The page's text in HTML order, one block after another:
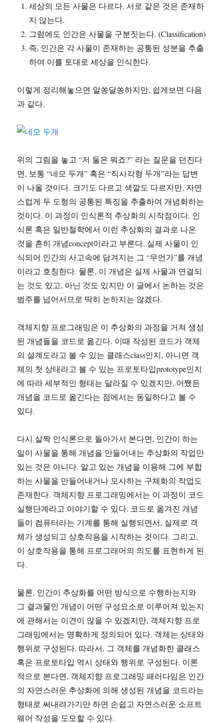
세상의 모든 사물은 다르다. 서로 같은 것은 존재하
지 않는다.
그럼에도 인간은 사물을 구분짓는다. (Classification)
즉, 인간은 각 사물이 존재하는 공통된 성분을 추출
하여 이를 토대로 세상을 인식한다.
이렇게 정리해놓으면 알쏭달쏭하지만, 쉽게보면 다음
과 같다.
위의 그림을 놓고 “저 둘은 뭐죠?” 라는 질문을 던진다
면, 보통 “네모 두개” 혹은 “직사각형 두개”라는 답변
이 나올 것이다. 크기도 다르고 색깔도 다르지만, 자연
스럽게 두 도형의 공통된 특징을 추출하여 개념화하는
것이다. 이 과정이 인식론적 추상화의 시작점이다. 인
식론 혹은 일반철학에서 이런 추상화의 결과로 나온
것을 흔히 개념concept이라고 부른다. 실제 사물이 인
식되어 인간의 사고속에 담겨지는 그 “무언가”를 개념
이라고 호칭한다. 물론, 이 개념은 실제 사물과 연결되
는 것도 있고, 아닌 것도 있지만 이 글에서 논하는 것은
범주를 넘어서므로 딱히 논하지는 않겠다.
객체지향 프로그래밍은 이 추상화의 과정을 거쳐 생성
된 개념들을 코드로 옮긴다. 이때 작성된 코드가 객체
의 설계도라고 볼 수 있는 클래스class인지, 아니면 객
체의 첫 상태라고 볼 수 있는 프로토타입prototype인지
에 따라 세부적인 형태는 달라질 수 있겠지만, 어쨌든
개념을 코드로 옮긴다는 점에서는 동일하다고 볼 수
있다.
다시 살짝 인식론으로 돌아가서 본다면, 인간이 하는
일이 사물을 통해 개념을 만들어내는 추상화의 작업만
있는 것은 아니다. 알고 있는 개념을 이용해 그에 부합
하는 사물을 만들어내거나 모사하는 구체화의 작업도
존재한다. 객체지향 프로그래밍에서는 이 과정이 코드
실행단계라고 이야기할 수 있다. 코드로 옮겨진 개념
들이 컴퓨터라는 기계를 통해 실행되면서, 실제로 객
체가 생성되고 상호작용을 시작하는 것이다. 그리고,
이 상호작용을 통해 프로그래머의 의도를 표현하게 된
다.
물론, 인간이 추상화를 어떤 방식으로 수행하는지와
그 결과물인 개념이 어떤 구성요소로 이루어져 있는지
에 관해서는 이견이 많을 수 있겠지만, 객체지향 프로
그래밍에서는 명확하게 정의되어 있다. 객체는 상태와
행위로 구성된다. 따라서, 그 객체를 개념화한 클래스
혹은 프로토타입 역시 상태와 행위로 구성된다. 이론
적으로 본다면, 객체지향 프로그래밍 패러다임은 인간
의 자연스러운 추상화에 의해 생성된 개념을 코드라는
형태로 써내려가기만 하면 손쉽고 자연스러운 소프트
웨어 작성을 도모할 수 있다.